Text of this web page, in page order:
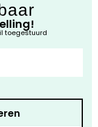
toegestuurd